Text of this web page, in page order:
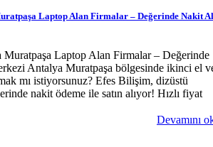
Laptop Alan Firmalar – Değerinde Nakit
Muratpaşa Laptop Alan Firmalar – Değerinde
Antalya Muratpaşa bölgesinde ikinci el
mı istiyorsunuz? Efes Bilişim, dizüstü
nakit ödeme ile satın alıyor! Hızlı fiyat
Devamını